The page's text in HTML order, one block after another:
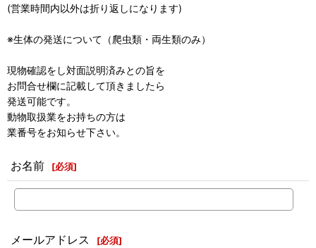
(営業時間内以外は折り返しになります)
※生体の発送について（爬虫類・両生類のみ）
現物確認をし対面説明済みとの旨を
お問合せ欄に記載して頂きましたら
発送可能です。
動物取扱業をお持ちの方は
業番号をお知らせ下さい。
お名前 [必須]
メールアドレス [必須]